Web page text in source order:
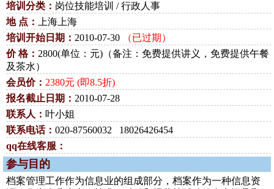
培训分类： 岗位技能培训 / 行政人事
地 点：
上海上海
培训开始日期： 2010-07-30
（已过期）
价 格： 2800(单位：元)（备注：免费提供讲义，免费提供午餐
及茶水）
会员价： 2380元 (即8.5折)
报名截止日期： 2010-07-28
联系人： 叶小姐
联系电话： 020-87560032 18026426454
qq在线客服：
参与目的
档案管理工作作为信息业的组成部分，档案作为一种信息资